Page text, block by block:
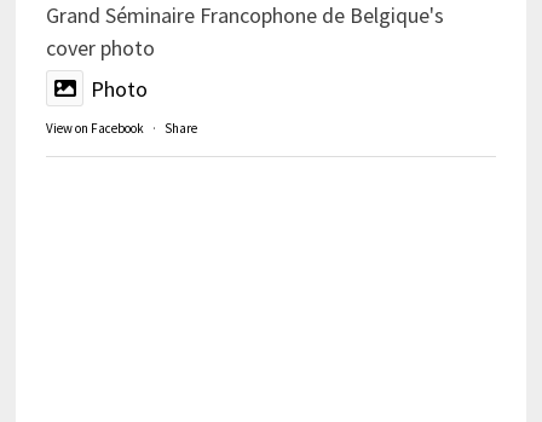
Grand Séminaire Francophone de Belgique's
cover photo
Photo
View on Facebook · Share